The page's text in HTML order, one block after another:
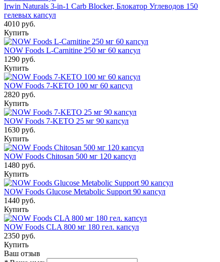
Irwin Naturals 3-in-1 Carb Blocker, Блокатор Углеводов 150
гелевых капсул
4010 руб.
Купить
NOW Foods L-Carnitine 250 мг 60 капсул
1290 руб.
Купить
NOW Foods 7-KETO 100 мг 60 капсул
2820 руб.
Купить
NOW Foods 7-KETO 25 мг 90 капсул
1630 руб.
Купить
NOW Foods Chitosan 500 мг 120 капсул
1480 руб.
Купить
NOW Foods Glucose Metabolic Support 90 капсул
1440 руб.
Купить
NOW Foods CLA 800 мг 180 гел. капсул
2350 руб.
Купить
Ваш отзыв